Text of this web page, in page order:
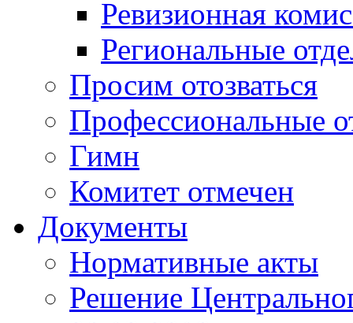
Ревизионная
Региональные
Просим отозваться
Профессиональные
Гимн
Комитет отмечен
Документы
Нормативные акты
Решение